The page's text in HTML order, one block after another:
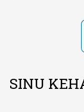
SINU